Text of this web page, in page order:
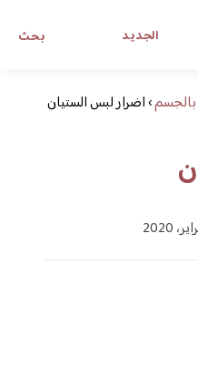
بحث الجديد
العصرية
يهمك
بالجسم›اضرار لبس الستيان